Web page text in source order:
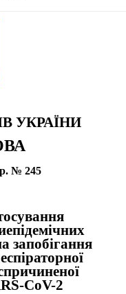
УКРАЇНИ
р. № 245
запобігання
CoV-2